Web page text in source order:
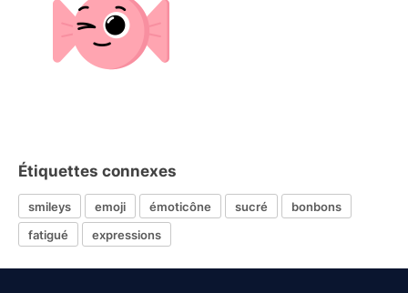
Étiquettes connexes
smileys emoji émoticône sucré
bonbons
fatigué
expressions